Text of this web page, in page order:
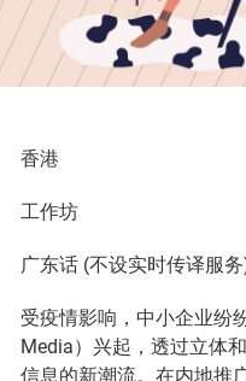
香港
工作坊
广东话 (不设实时传译服
受疫情影响，中小企业纷
Media）兴起，透过立体
信息的新潮流。在内地推